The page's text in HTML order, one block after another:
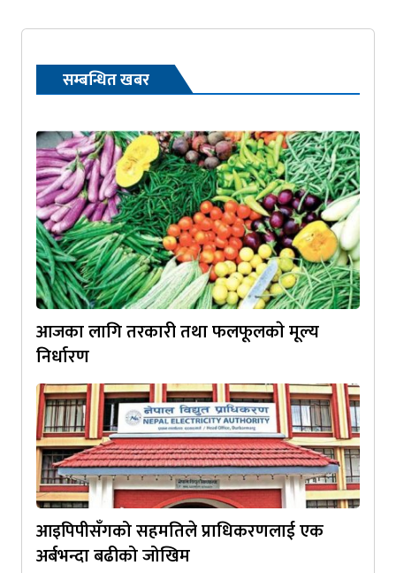
सम्बन्धित खबर
आजका लागि तरकारी तथा फलफूलकाे मूल्य
निर्धारण
आइपिपीसँगको सहमतिले प्राधिकरणलाई एक
अर्बभन्दा बढीको जोखिम